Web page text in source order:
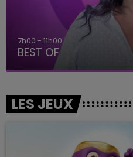
7h00 - 11h00
BEST OF
LES JEUX